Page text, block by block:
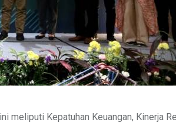
meliputi Kepatuhan Keuangan, Kinerja